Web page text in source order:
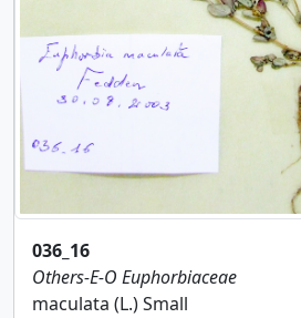
036_16
Others-E-O Euphorbiaceae
maculata (L.) Small